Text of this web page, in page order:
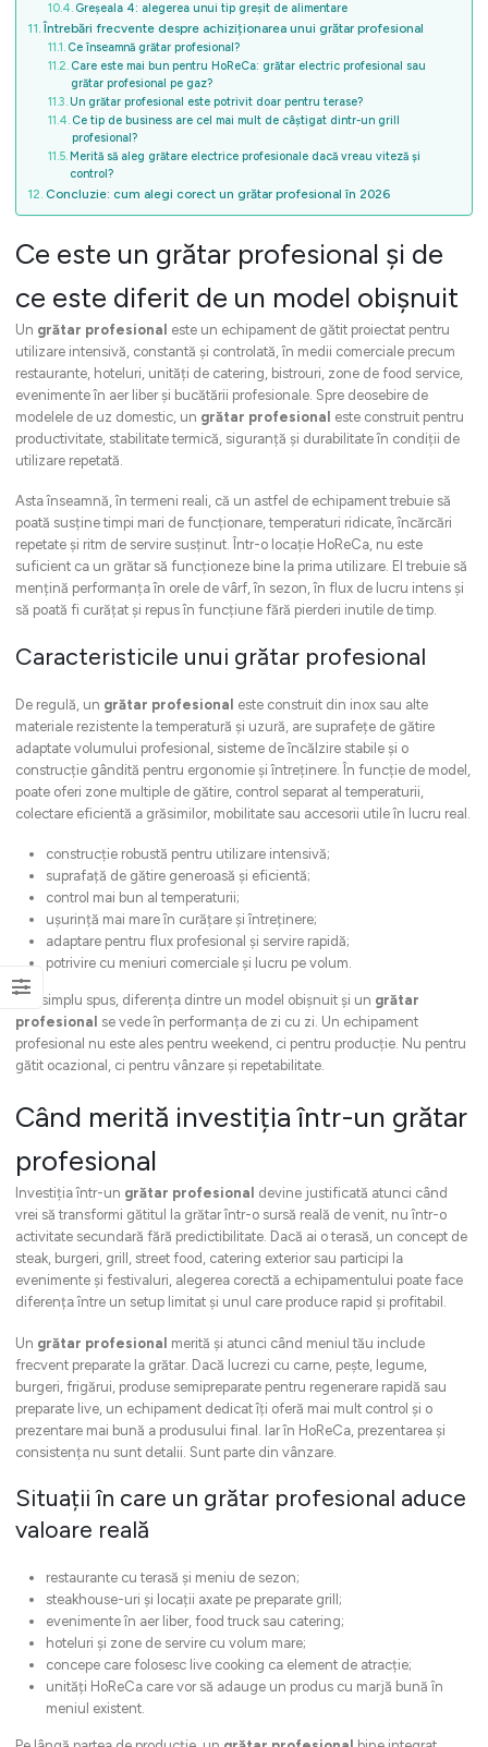
Greșeala 4: alegerea unui tip greșit de alimentare
Întrebări frecvente despre achiziționarea unui grătar profesional
Ce înseamnă grătar profesional?
Care este mai bun pentru HoReCa: grătar electric profesional sau
grătar profesional pe gaz?
Un grătar profesional este potrivit doar pentru terase?
Ce tip de business are cel mai mult de câștigat dintr-un grill
profesional?
Merită să aleg grătare electrice profesionale dacă vreau viteză și
control?
Concluzie: cum alegi corect un grătar profesional în 2026
Ce este un grătar profesional și de
ce este diferit de un model obișnuit
Un grătar profesional este un echipament de gătit proiectat pentru
utilizare intensivă, constantă și controlată, în medii comerciale precum
restaurante, hoteluri, unități de catering, bistrouri, zone de food service,
evenimente în aer liber și bucătării profesionale. Spre deosebire de
modelele de uz domestic, un grătar profesional este construit pentru
productivitate, stabilitate termică, siguranță și durabilitate în condiții de
utilizare repetată.
Asta înseamnă, în termeni reali, că un astfel de echipament trebuie să
poată susține timpi mari de funcționare, temperaturi ridicate, încărcări
repetate și ritm de servire susținut. Într-o locație HoReCa, nu este
suficient ca un grătar să funcționeze bine la prima utilizare. El trebuie să
mențină performanța în orele de vârf, în sezon, în flux de lucru intens și
să poată fi curățat și repus în funcțiune fără pierderi inutile de timp.
Caracteristicile unui grătar profesional
De regulă, un grătar profesional este construit din inox sau alte
materiale rezistente la temperatură și uzură, are suprafețe de gătire
adaptate volumului profesional, sisteme de încălzire stabile și o
construcție gândită pentru ergonomie și întreținere. În funcție de model,
poate oferi zone multiple de gătire, control separat al temperaturii,
colectare eficientă a grăsimilor, mobilitate sau accesorii utile în lucru real.
construcție robustă pentru utilizare intensivă;
suprafață de gătire generoasă și eficientă;
control mai bun al temperaturii;
ușurință mai mare în curățare și întreținere;
adaptare pentru flux profesional și servire rapidă;
potrivire cu meniuri comerciale și lucru pe volum.
Mai simplu spus, diferența dintre un model obișnuit și un grătar
profesional se vede în performanța de zi cu zi. Un echipament
profesional nu este ales pentru weekend, ci pentru producție. Nu pentru
gătit ocazional, ci pentru vânzare și repetabilitate.
Când merită investiția într-un grătar
profesional
Investiția într-un grătar profesional devine justificată atunci când
vrei să transformi gătitul la grătar într-o sursă reală de venit, nu într-o
activitate secundară fără predictibilitate. Dacă ai o terasă, un concept de
steak, burgeri, grill, street food, catering exterior sau participi la
evenimente și festivaluri, alegerea corectă a echipamentului poate face
diferența între un setup limitat și unul care produce rapid și profitabil.
Un grătar profesional merită și atunci când meniul tău include
frecvent preparate la grătar. Dacă lucrezi cu carne, pește, legume,
burgeri, frigărui, produse semipreparate pentru regenerare rapidă sau
preparate live, un echipament dedicat îți oferă mai mult control și o
prezentare mai bună a produsului final. Iar în HoReCa, prezentarea și
consistența nu sunt detalii. Sunt parte din vânzare.
Situații în care un grătar profesional aduce
valoare reală
restaurante cu terasă și meniu de sezon;
steakhouse-uri și locații axate pe preparate grill;
evenimente în aer liber, food truck sau catering;
hoteluri și zone de servire cu volum mare;
concepe care folosesc live cooking ca element de atracție;
unități HoReCa care vor să adauge un produs cu marjă bună în
meniul existent.